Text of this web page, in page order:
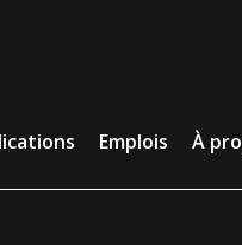
Emplois À propos